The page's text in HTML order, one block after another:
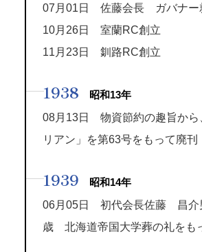
07月01日 佐藤会長 ガバナー
10月26日 室蘭RC創立
11月23日 釧路RC創立
1938
昭和13年
08月13日 物資節約の趣旨から
リアン」を第63号をもって廃刊
1939
昭和14年
06月05日 初代会長佐藤 昌
歳 北海道帝国大学葬の礼をも